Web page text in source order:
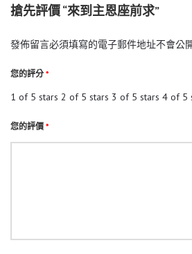
搶先評價 “來到主恩座前求”
發佈留言必須填寫的電子郵件地址不會公
您的評分 *
1 of 5 stars 2 of 5 stars 3 of 5 stars 4 of 5
您的評價 *